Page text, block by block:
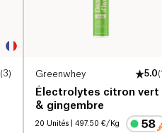
(3) Greenwhey 5.0(
Électrolytes citron vert
& gingembre
20 Unités | 497.50 €/Kg